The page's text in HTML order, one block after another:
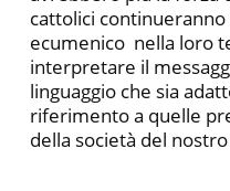
cattolici
ecumenico nella loro
interpretare il
linguaggio che sia
riferimento a quelle
della società del